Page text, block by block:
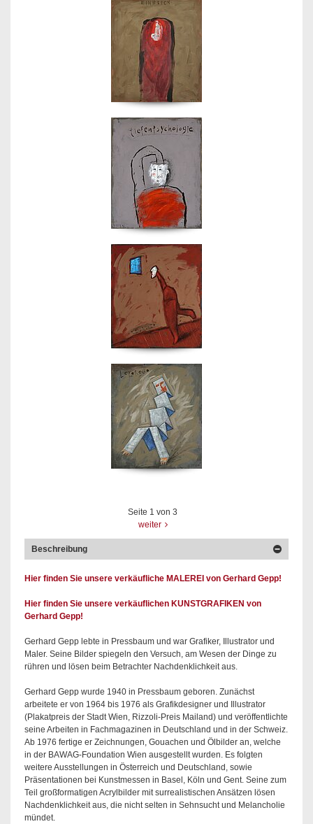
Seite 1 von 3
weiter
Beschreibung
Hier finden Sie unsere verkäufliche MALEREI von Gerhard Gepp!
Hier finden Sie unsere verkäuflichen KUNSTGRAFIKEN von
Gerhard Gepp!
Gerhard Gepp lebte in Pressbaum und war Grafiker, Illustrator und
Maler. Seine Bilder spiegeln den Versuch, am Wesen der Dinge zu
rühren und lösen beim Betrachter Nachdenklichkeit aus.
Gerhard Gepp wurde 1940 in Pressbaum geboren. Zunächst
arbeitete er von 1964 bis 1976 als Grafikdesigner und Illustrator
(Plakatpreis der Stadt Wien, Rizzoli-Preis Mailand) und veröffentlichte
seine Arbeiten in Fachmagazinen in Deutschland und in der Schweiz.
Ab 1976 fertige er Zeichnungen, Gouachen und Ölbilder an, welche
in der BAWAG-Foundation Wien ausgestellt wurden. Es folgten
weitere Ausstellungen in Österreich und Deutschland, sowie
Präsentationen bei Kunstmessen in Basel, Köln und Gent. Seine zum
Teil großformatigen Acrylbilder mit surrealistischen Ansätzen lösen
Nachdenklichkeit aus, die nicht selten in Sehnsucht und Melancholie
mündet.